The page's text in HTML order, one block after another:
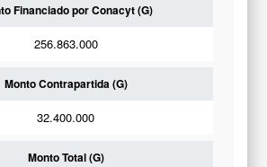
Financiado por Conacyt (G)
256.863.000
Monto Contrapartida (G)
32.400.000
Monto Total (G)